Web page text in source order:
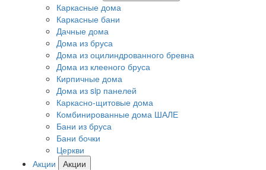
Каркасные дома
Каркасные бани
Дачные дома
Дома из бруса
Дома из оцилиндрованного бревна
Дома из клееного бруса
Кирпичные дома
Дома из sip панелей
Каркасно-щитовые дома
Комбинированные дома ШАЛЕ
Бани из бруса
Бани бочки
Церкви
Акции
Акции